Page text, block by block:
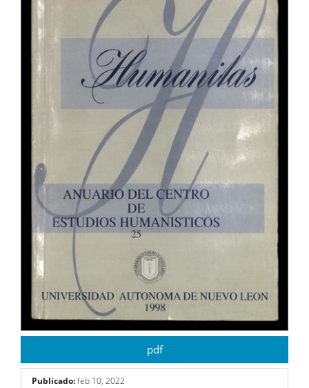
del
artículo
pdf
Publicado:feb 10, 2022